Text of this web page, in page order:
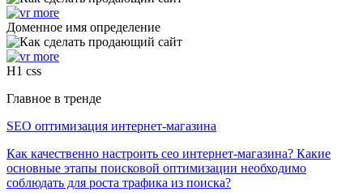
Доменное имя определение
H1 css
Главное в тренде
SEO оптимизация интернет-магазина
Как качественно настроить сео интернет-магазина? Какие
основные этапы поисковой оптимизации необходимо
соблюдать для роста трафика из поиска?